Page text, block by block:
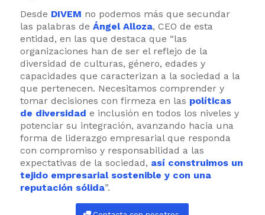
Desde DIVEM no podemos más que secundar
las palabras de Ángel Alloza, CEO de esta
entidad, en las que destaca que “las
organizaciones han de ser el reflejo de la
diversidad de culturas, género, edades y
capacidades que caracterizan a la sociedad a la
que pertenecen. Necesitamos comprender y
tomar decisiones con firmeza en las políticas
de diversidad e inclusión en todos los niveles y
potenciar su integración, avanzando hacia una
forma de liderazgo empresarial que responda
con compromiso y responsabilidad a las
expectativas de la sociedad, así construimos un
tejido empresarial sostenible y con una
reputación sólida”.